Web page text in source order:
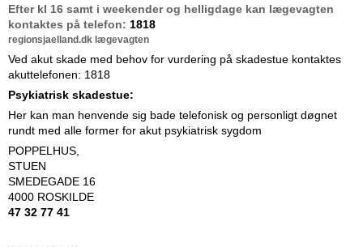
Efter kl 16 samt i weekender og helligdage kan lægevagten
kontaktes på telefon: 1818
regionsjaelland.dk lægevagten
Ved akut skade med behov for vurdering på skadestue kontaktes
akuttelefonen: 1818
Psykiatrisk skadestue:
Her kan man henvende sig bade telefonisk og personligt døgnet
rundt med alle former for akut psykiatrisk sygdom
POPPELHUS,
STUEN
SMEDEGADE 16
4000 ROSKILDE
47 32 77 41